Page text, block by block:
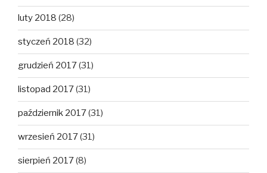
luty 2018 (28)
styczeń 2018 (32)
grudzień 2017(31)
listopad 2017(31)
październik 2017(31)
wrzesień 2017(31)
sierpień 2017(8)